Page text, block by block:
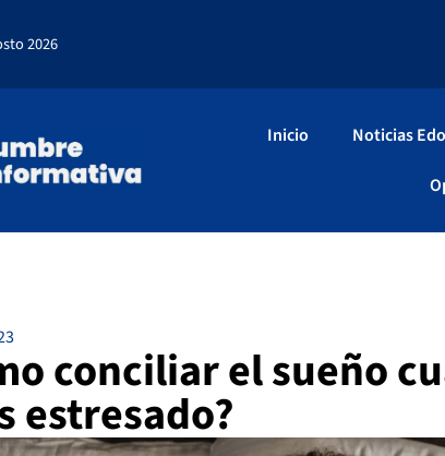
2026
Inicio Noticias
conciliar el sueño
estresado?